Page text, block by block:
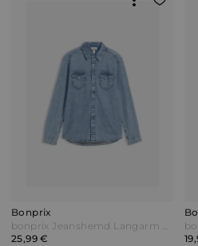
Bonprix
bonprix Jeanshemd Langarm aus reiner Bio-Baumwolle Blau
25,99 €